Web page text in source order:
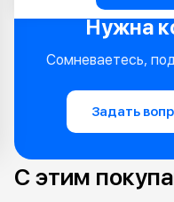
Нужна
Сомневаетесь,
Задать
С этим